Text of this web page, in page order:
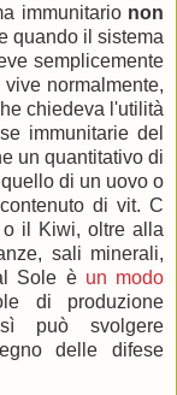
immunitario non
quando il sistema
semplicemente
normalmente,
chiedeva l'utilità
immunitarie del
un quantitativo di
di un uovo o
di vit. C
il Kiwi, oltre alla
sali minerali,
Sole è un modo
di produzione
può svolgere
delle difese